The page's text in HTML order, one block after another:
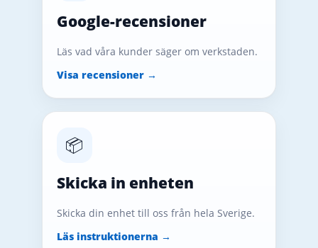
Google-recensioner
Läs vad våra kunder säger om verkstaden.
Visa recensioner →
📦
Skicka in enheten
Skicka din enhet till oss från hela Sverige.
Läs instruktionerna →